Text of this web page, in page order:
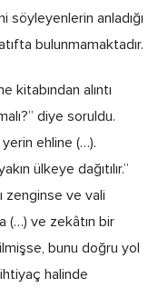
söyleyenlerin anladığı
bulunmamaktadır.
kitabından alıntı
diye soruldu.
yerin ehline (…).
ülkeye dağıtılır.”
zenginse ve vali
(…) ve zekâtın bir
bunu doğru yol
halinde